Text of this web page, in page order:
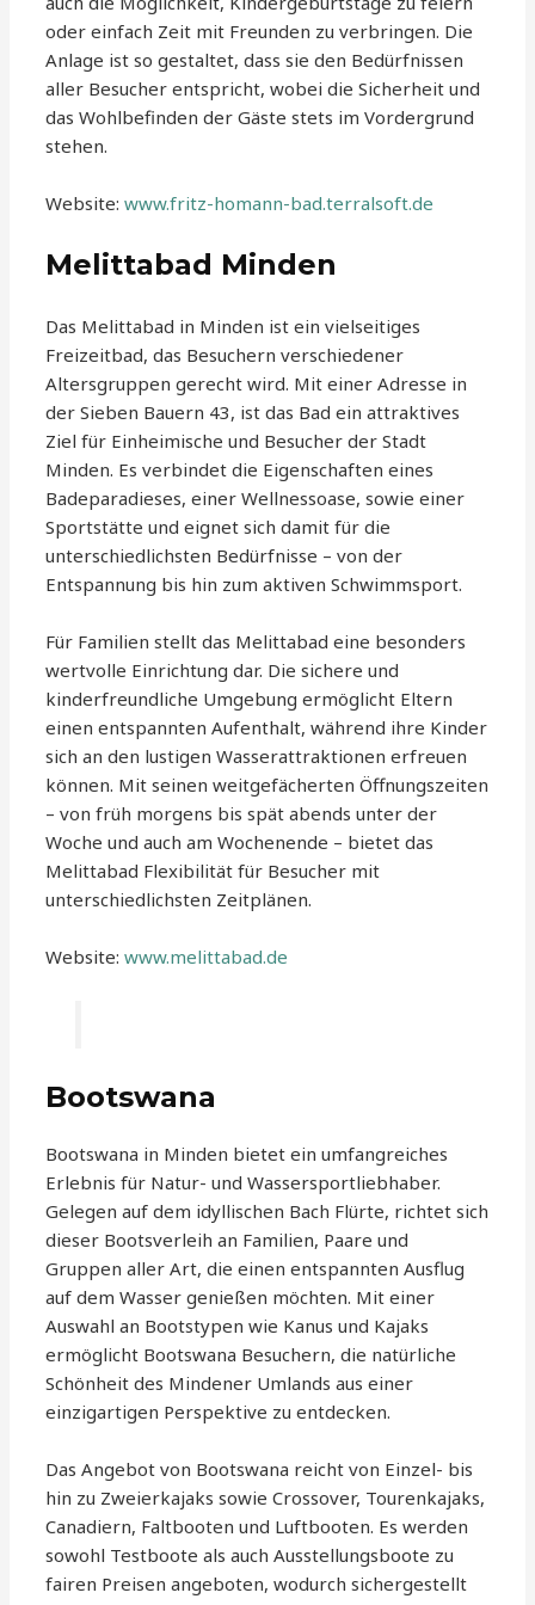
oder einfach Zeit mit Freunden zu verbringen. Die
Anlage ist so gestaltet, dass sie den Bedürfnissen
aller Besucher entspricht, wobei die Sicherheit und
das Wohlbefinden der Gäste stets im Vordergrund
stehen.
Website:www.fritz-homann-bad.terralsoft.de
Melittabad Minden
Das Melittabad in Minden ist ein vielseitiges
Freizeitbad, das Besuchern verschiedener
Altersgruppen gerecht wird. Mit einer Adresse in
der Sieben Bauern 43, ist das Bad ein attraktives
Ziel für Einheimische und Besucher der Stadt
Minden. Es verbindet die Eigenschaften eines
Badeparadieses, einer Wellnessoase, sowie einer
Sportstätte und eignet sich damit für die
unterschiedlichsten Bedürfnisse – von der
Entspannung bis hin zum aktiven Schwimmsport.
Für Familien stellt das Melittabad eine besonders
wertvolle Einrichtung dar. Die sichere und
kinderfreundliche Umgebung ermöglicht Eltern
einen entspannten Aufenthalt, während ihre Kinder
sich an den lustigen Wasserattraktionen erfreuen
können. Mit seinen weitgefächerten Öffnungszeiten
– von früh morgens bis spät abends unter der
Woche und auch am Wochenende – bietet das
Melittabad Flexibilität für Besucher mit
unterschiedlichsten Zeitplänen.
Website:www.melittabad.de
Bootswana
Bootswana in Minden bietet ein umfangreiches
Erlebnis für Natur- und Wassersportliebhaber.
Gelegen auf dem idyllischen Bach Flürte, richtet sich
dieser Bootsverleih an Familien, Paare und
Gruppen aller Art, die einen entspannten Ausflug
auf dem Wasser genießen möchten. Mit einer
Auswahl an Bootstypen wie Kanus und Kajaks
ermöglicht Bootswana Besuchern, die natürliche
Schönheit des Mindener Umlands aus einer
einzigartigen Perspektive zu entdecken.
Das Angebot von Bootswana reicht von Einzel- bis
hin zu Zweierkajaks sowie Crossover, Tourenkajaks,
Canadiern, Faltbooten und Luftbooten. Es werden
sowohl Testboote als auch Ausstellungsboote zu
fairen Preisen angeboten, wodurch sichergestellt